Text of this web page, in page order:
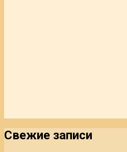
Свежие записи